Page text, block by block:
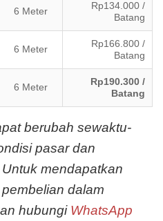
6 Meter
Rp134.000 /
Batang
6 Meter
Rp166.800 /
Batang
6 Meter
Rp190.300 /
Batang
berubah sewaktu-
pasar dan
mendapatkan
dalam
hubungi WhatsApp